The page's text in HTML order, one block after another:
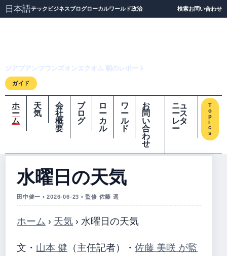
日本語テック ビジネスブログローカルワールド政治 検索お問い合わせ
ジアプアンフウンズオンエクオム 朝のレポート
ガイド
ホ
ー
ム
天
気
会
社
概
要
ブ
ロ
グ
ロ
ー
カ
ル
ワ
ー
ル
ド
お
問
い
合
わ
せ
ニュ
ース
レタ
ー
T
o
p
i
c
s
水曜日の天気
田中健一 • 2026-06-23 • 監修 佐藤 遥
ホーム › 天気 › 水曜日の天気
文・ 山本 健 （主任記者） ・ 佐藤 美咲 が監